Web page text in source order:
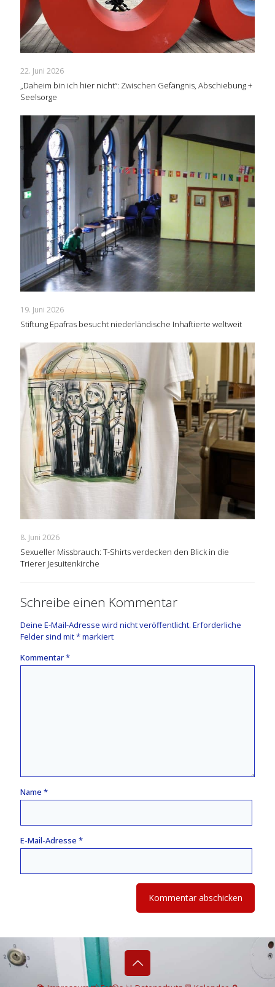
22. Juni 2026
„Daheim bin ich hier nicht“: Zwischen Gefängnis, Abschiebung +
Seelsorge
19. Juni 2026
Stiftung Epafras besucht niederländische Inhaftierte weltweit
8. Juni 2026
Sexueller Missbrauch: T-Shirts verdecken den Blick in die
Trierer Jesuitenkirche
Schreibe einen Kommentar
Deine E-Mail-Adresse wird nicht veröffentlicht. Erforderliche
Felder sind mit*markiert
Kommentar*
Name *
E-Mail-Adresse *